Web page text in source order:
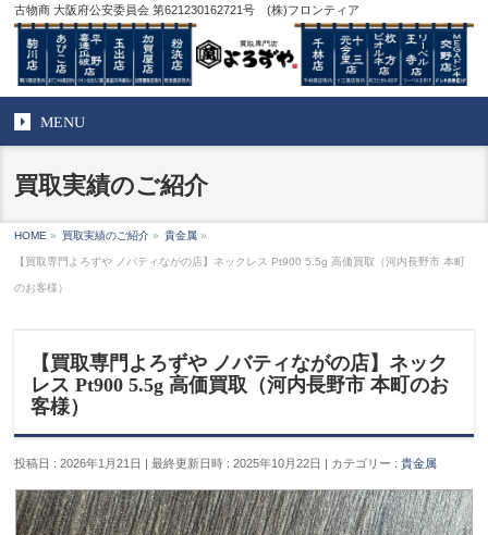
古物商 大阪府公安委員会 第621230162721号 (株)フロンティア
MENU
買取実績のご紹介
HOME » 買取実績のご紹介 » 貴金属 »
【買取専門よろずや ノバティながの店】ネックレス Pt900 5.5g 高価買取（河内長野市 本町
のお客様）
【買取専門よろずや ノバティながの店】ネック
レス Pt900 5.5g 高価買取（河内長野市 本町のお
客様）
投稿日 : 2026年1月21日 最終更新日時 : 2025年10月22日 カテゴリー :貴金属